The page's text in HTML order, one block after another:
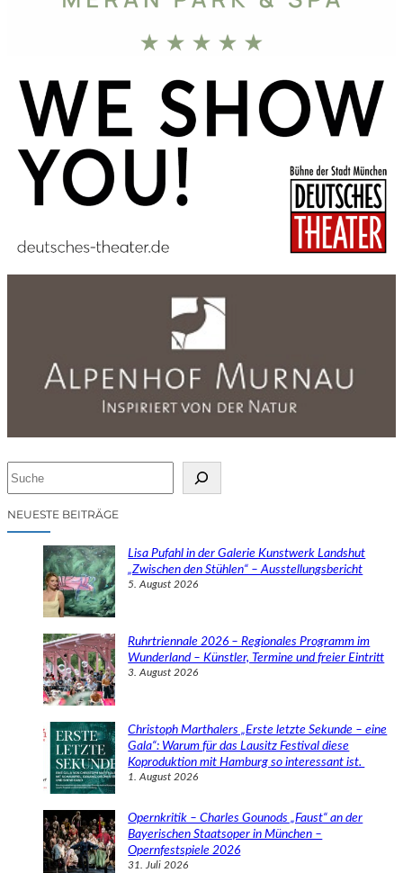
cNEUESTE BEITRÄGE
Lisa Pufahl in der Galerie Kunstwerk Landshut
„Zwischen den Stühlen“ – Ausstellungsbericht
5. August 2026
Ruhrtriennale 2026 – Regionales Programm im
Wunderland – Künstler, Termine und freier Eintritt
3. August 2026
Christoph Marthalers „Erste letzte Sekunde – eine
Gala“: Warum für das Lausitz Festival diese
Koproduktion mit Hamburg so interessant ist.
1. August 2026
Opernkritik – Charles Gounods „Faust“ an der
Bayerischen Staatsoper in München –
Opernfestspiele 2026
31. Juli 2026